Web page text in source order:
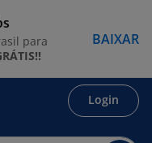
Login
para
BAIXAR